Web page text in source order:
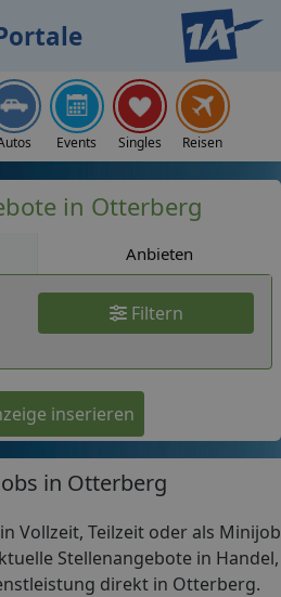
Events Singles Reisen
in Otterberg
Anbieten
Filtern
inserieren
in Otterberg
Vollzeit, Teilzeit oder als Minijob
Stellenangebote in Handel,
direkt in Otterberg.